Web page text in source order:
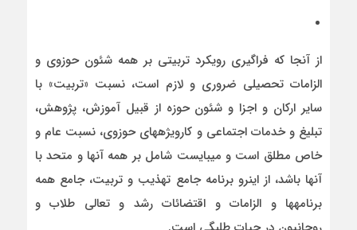
از آنجا که فراگیری رویکرد تربیتی بر همه شئون حوزوی و
الزامات تحصیلی ضروری و لازم است، نسبت «تربیت» با
سایر ارکان و اجزا و شئون حوزه از قبیل آموزش، پژوهش،
تبلیغ و خدمات اجتماعی و کارویژه­های حوزوی، نسبت عام و
خاص مطلق است و می­بایست شامل بر همه آنها و متحد با
آنها باشد، از اینرو برنامه جامع تهذیب و تربیت، جامع همه
برنامه­ها و الزامات و اقتضائات رشد و تعالی طلاب و